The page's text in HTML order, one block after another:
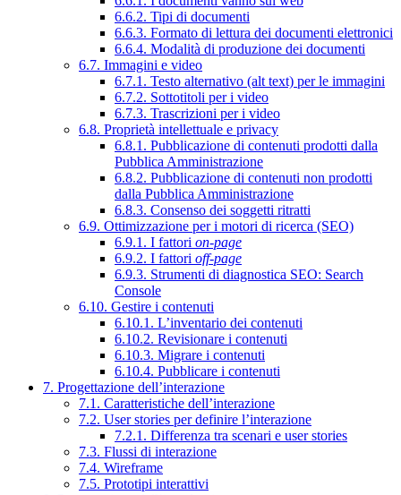
6.6.2. Tipi di documenti
6.6.3. Formato di lettura dei documenti elettronici
6.6.4. Modalità di produzione dei documenti
6.7. Immagini e video
6.7.1. Testo alternativo (alt text) per le immagini
6.7.2. Sottotitoli per i video
6.7.3. Trascrizioni per i video
6.8. Proprietà intellettuale e privacy
6.8.1. Pubblicazione di contenuti prodotti dalla
Pubblica Amministrazione
6.8.2. Pubblicazione di contenuti non prodotti
dalla Pubblica Amministrazione
6.8.3. Consenso dei soggetti ritratti
6.9. Ottimizzazione per i motori di ricerca (SEO)
6.9.1. I fattori on-page
6.9.2. I fattori off-page
6.9.3. Strumenti di diagnostica SEO: Search
Console
6.10. Gestire i contenuti
6.10.1. L’inventario dei contenuti
6.10.2. Revisionare i contenuti
6.10.3. Migrare i contenuti
6.10.4. Pubblicare i contenuti
7. Progettazione dell’interazione
7.1. Caratteristiche dell’interazione
7.2. User stories per definire l’interazione
7.2.1. Differenza tra scenari e user stories
7.3. Flussi di interazione
7.4. Wireframe
7.5. Prototipi interattivi